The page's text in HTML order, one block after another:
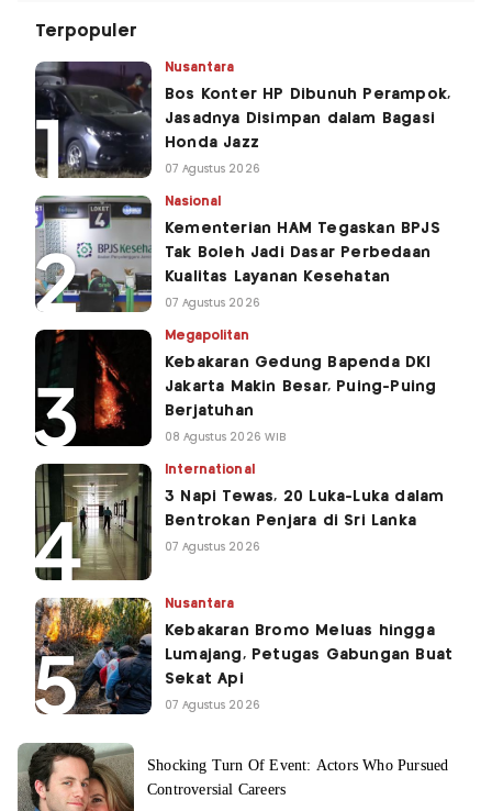
Terpopuler
Nusantara
Bos Konter HP Dibunuh Perampok,
Jasadnya Disimpan dalam Bagasi
Honda Jazz
07 Agustus 2026
Nasional
Kementerian HAM Tegaskan BPJS
Tak Boleh Jadi Dasar Perbedaan
Kualitas Layanan Kesehatan
07 Agustus 2026
Megapolitan
Kebakaran Gedung Bapenda DKI
Jakarta Makin Besar, Puing-Puing
Berjatuhan
08 Agustus 2026 WIB
International
3 Napi Tewas, 20 Luka-Luka dalam
Bentrokan Penjara di Sri Lanka
07 Agustus 2026
Nusantara
Kebakaran Bromo Meluas hingga
Lumajang, Petugas Gabungan Buat
Sekat Api
07 Agustus 2026